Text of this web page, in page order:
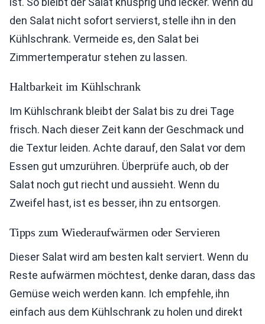
den Salat nicht sofort servierst, stelle ihn in den
Kühlschrank. Vermeide es, den Salat bei
Zimmertemperatur stehen zu lassen.
Haltbarkeit im Kühlschrank
Im Kühlschrank bleibt der Salat bis zu drei Tage
frisch. Nach dieser Zeit kann der Geschmack und
die Textur leiden. Achte darauf, den Salat vor dem
Essen gut umzurühren. Überprüfe auch, ob der
Salat noch gut riecht und aussieht. Wenn du
Zweifel hast, ist es besser, ihn zu entsorgen.
Tipps zum Wiederaufwärmen oder Servieren
Dieser Salat wird am besten kalt serviert. Wenn du
Reste aufwärmen möchtest, denke daran, dass das
Gemüse weich werden kann. Ich empfehle, ihn
einfach aus dem Kühlschrank zu holen und direkt